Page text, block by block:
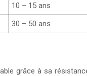
10 – 15 ans
30 – 50 ans
grâce à sa